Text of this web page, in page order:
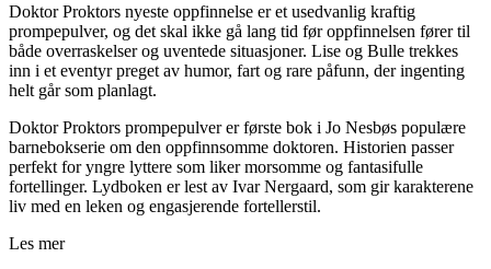
Doktor Proktors nyeste oppfinnelse er et usedvanlig kraftig
prompepulver, og det skal ikke gå lang tid før oppfinnelsen fører til
både overraskelser og uventede situasjoner. Lise og Bulle trekkes
inn i et eventyr preget av humor, fart og rare påfunn, der ingenting
helt går som planlagt.
Doktor Proktors prompepulver er første bok i Jo Nesbøs populære
barnebokserie om den oppfinnsomme doktoren. Historien passer
perfekt for yngre lyttere som liker morsomme og fantasifulle
fortellinger. Lydboken er lest av Ivar Nergaard, som gir karakterene
liv med en leken og engasjerende fortellerstil.
Les mer